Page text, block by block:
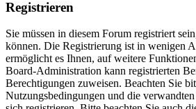
Registrieren
Sie müssen in diesem Forum registriert
können. Die Registrierung ist in wenigen
ermöglicht es Ihnen, auf weitere
Board-Administration kann registrierten
Berechtigungen zuweisen. Beachten Sie
Nutzungsbedingungen und die